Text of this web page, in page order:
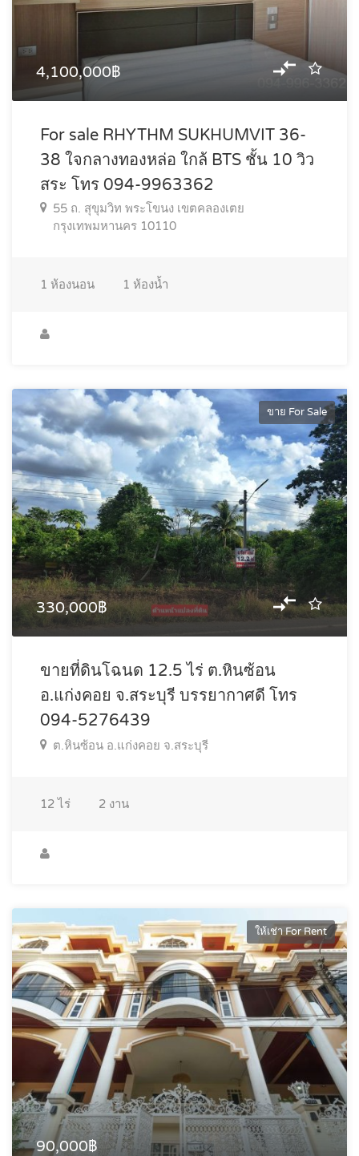
4,100,000฿
For sale RHYTHM SUKHUMVIT 36-
38 ใจกลางทองหล่อ ใกล้ BTS ชั้น 10 วิว
สระ โทร 094-9963362
55 ถ. สุขุมวิท พระโขนง เขตคลองเตย
กรุงเทพมหานคร 10110
1 ห้องนอน 1 ห้องน้ำ
ขาย For Sale
330,000฿
ขายที่ดินโฉนด 12.5 ไร่ ต.หินซ้อน
อ.แก่งคอย จ.สระบุรี บรรยากาศดี โทร
094-5276439
ต.หินซ้อน อ.แก่งคอย จ.สระบุรี
12ไร่ 2 งาน
ให้เช่า For Rent
90,000฿